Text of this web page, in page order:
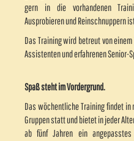
gern in die vorhandenen
Ausprobieren und Reinschnuppern
Das Training wird betreut von
Assistenten und erfahrenen Senior-
Spaß steht im Vordergrund.
Das wöchentliche Training findet
Gruppen statt und bietet in jeder
ab fünf Jahren ein